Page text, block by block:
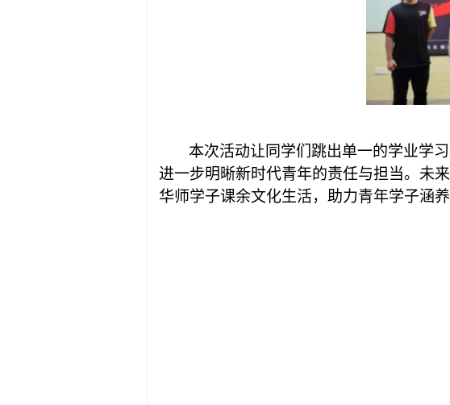
本次活动让同学们跳出单一的学业学
进一步明晰新时代青年的责任与担当。未
华师学子课余文化生活，助力青年学子涵